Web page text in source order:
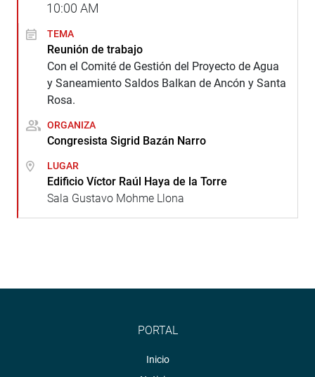
10:00 AM
TEMA
Reunión de trabajo
Con el Comité de Gestión del Proyecto de Agua
y Saneamiento Saldos Balkan de Ancón y Santa
Rosa.
ORGANIZA
Congresista Sigrid Bazán Narro
LUGAR
Edificio Víctor Raúl Haya de la Torre
Sala Gustavo Mohme Llona
PORTAL
Inicio